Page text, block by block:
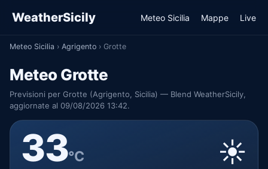
WeatherSicily Meteo Sicilia Mappe Live
Meteo Sicilia › Agrigento › Grotte
Meteo Grotte
Previsioni per Grotte (Agrigento, Sicilia) — Blend WeatherSicily,
aggiornate al 09/08/2026 13:42.
33°C ☀️